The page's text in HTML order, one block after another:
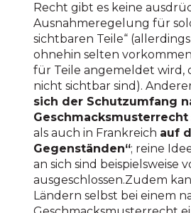
Recht gibt es keine
Ausnahmeregelung für
sichtbaren Teile“
ohnehin selten
für Teile angemeldet wird,
nicht sichtbar sind).
sich der Schutzumfang
Geschmacksmusterrecht
als auch in Frankreich auf
Gegenständen“; reine
an sich sind beispielsweise
ausgeschlossen.Zudem
Ländern selbst bei einem